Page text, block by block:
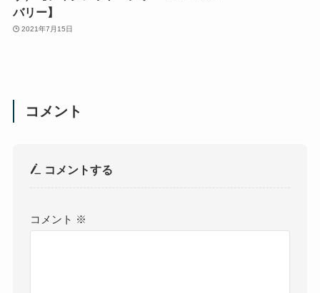
バリー】
2021年7月15日
コメント
コメントする
コメント ※